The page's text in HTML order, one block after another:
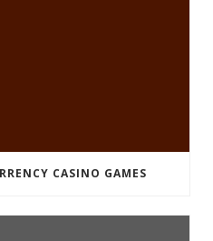
CASINO GAMES